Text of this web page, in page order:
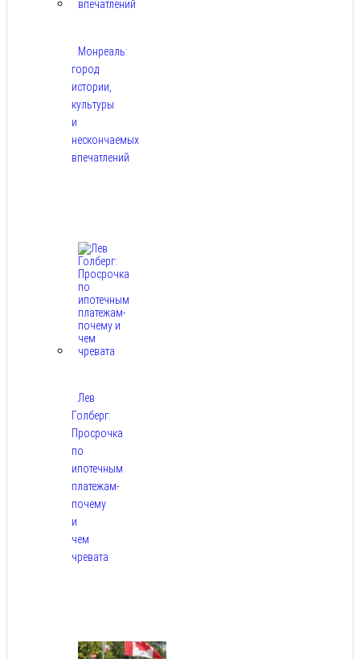
Монреаль:
город
истории,
культуры
и
нескончаемых
впечатлений
Лев
Голберг:
Просрочка
по
ипотечным
платежам-
почему
и
чем
чревата